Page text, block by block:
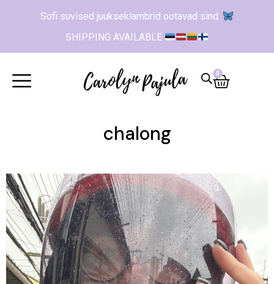
Sofi suvised juukseklambrid ootavad sind.
SHIPPING AVAILABLE
0
chalong